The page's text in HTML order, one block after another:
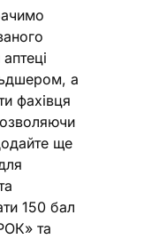
а
фахівця
ще
150 бал
та